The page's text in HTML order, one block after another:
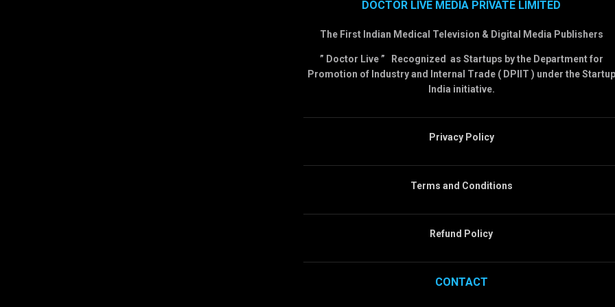
DOCTOR LIVE MEDIA PRIVATE LIMITED
The First Indian Medical Television & Digital Media Publishers
” Doctor Live ” Recognized as Startups by the Department for
Promotion of Industry and Internal Trade ( DPIIT ) under the Startup
India initiative.
Privacy Policy
Terms and Conditions
Refund Policy
CONTACT